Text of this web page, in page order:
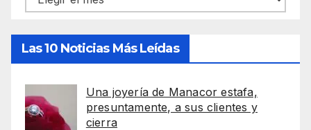
Las 10 Noticias Más Leídas
Una joyería de Manacor estafa,
presuntamente, a sus clientes y
cierra